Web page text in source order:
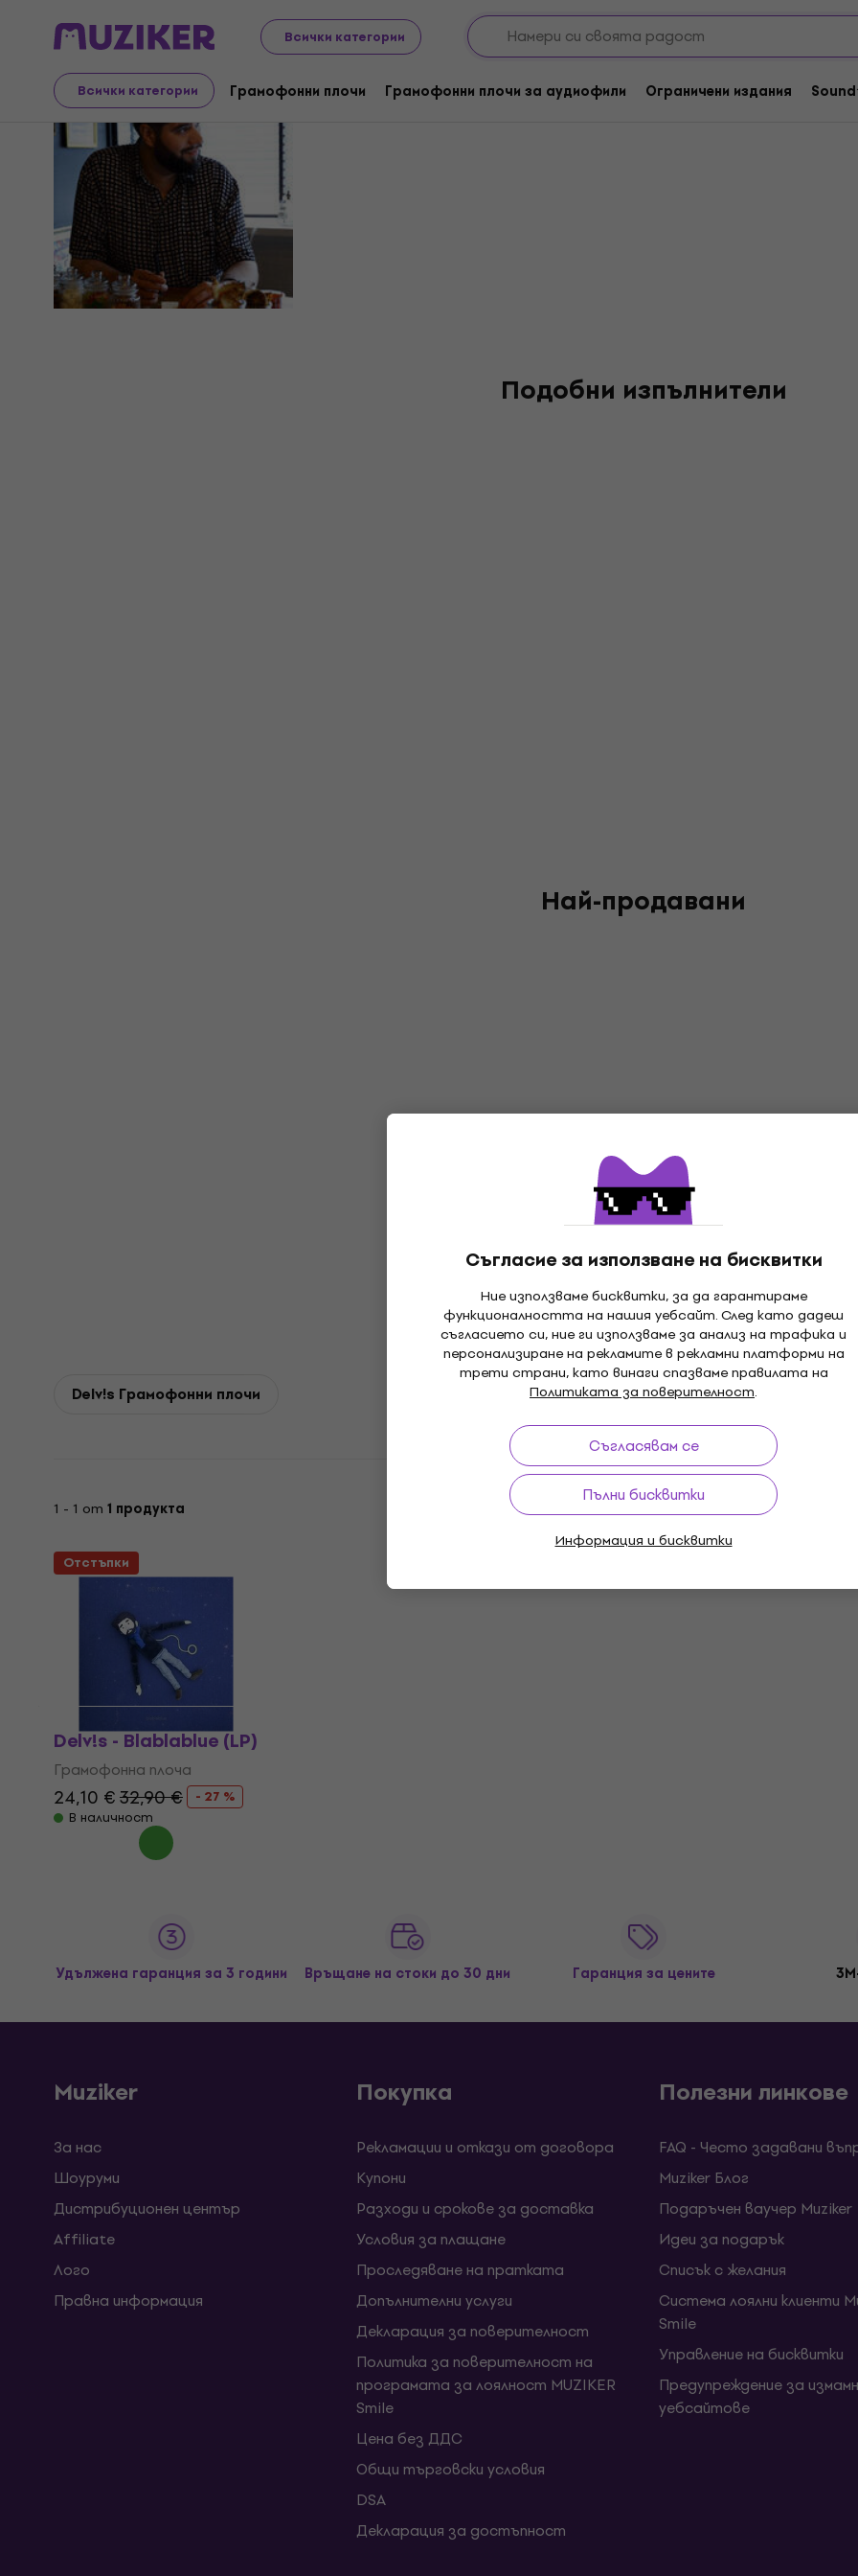
Всички категории
Всички категории Грамофонни плочи Грамофонни плочи за аудиофили Ограничени издания
Съгласие за използване на бисквитки
Ние използваме бисквитки, за да гарантираме
функционалността на нашия уебсайт. След като дадеш
съгласието си, ние ги използваме за анализ на трафика и
персонализиране на рекламите в рекламни платформи на
трети страни, като винаги спазваме правилата на
Политиката за поверителност.
Съгласявам се
Пълни бисквитки
Информация и бисквитки
Delv!s
Подобни изпълнители
Най-продавани
Delv!s Грамофонни плочи
1 - 1 от 1 продукта
Отстъпки
Delv!s - Blablablue (LP)
Грамофонна плоча
24,10 €32,90 €
- 27 %
В наличност
Удължена гаранция за 3 години Връщане на стоки до 30 дни Гаранция за цените
Muziker
За нас
Шоуруми
Дистрибуционен център
Affiliate
Лого
Правна информация
Покупка
Рекламации и откази от договора
Kупони
Разходи и срокове за доставка
Условия за плащане
Проследяване на пратката
Допълнителни услуги
Декларация за поверителност
Политика за поверителност на
програмата за лоялност MUZIKER
Smile
Цена без ДДС
Общи търговски условия
DSA
Декларация за достъпност
Полезни линкове
FAQ - Често задавани
Muziker Блог
Подаръчен ваучер Muziker
Идеи за подарък
Списък с желания
Система лоялни клиенти
Smile
Управление на бисквитки
Предупреждение за
уебсайтове